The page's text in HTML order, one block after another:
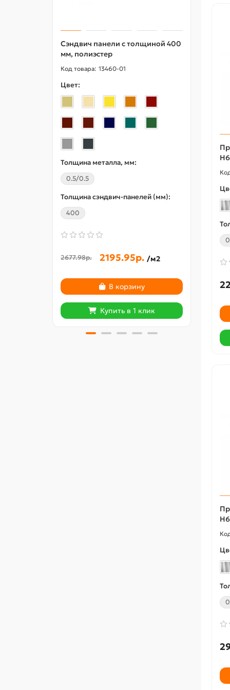
Сэндвич панели с толщиной 400
мм, полиэстер
13460-01
Цвет:
Толщина металла, мм:
0.5/0.5
Толщина сэндвич-панелей (мм):
400
2677.98р. 2195.95р. /м2
В корзину
Купить в 1 клик
L-
Цвет:
3.0